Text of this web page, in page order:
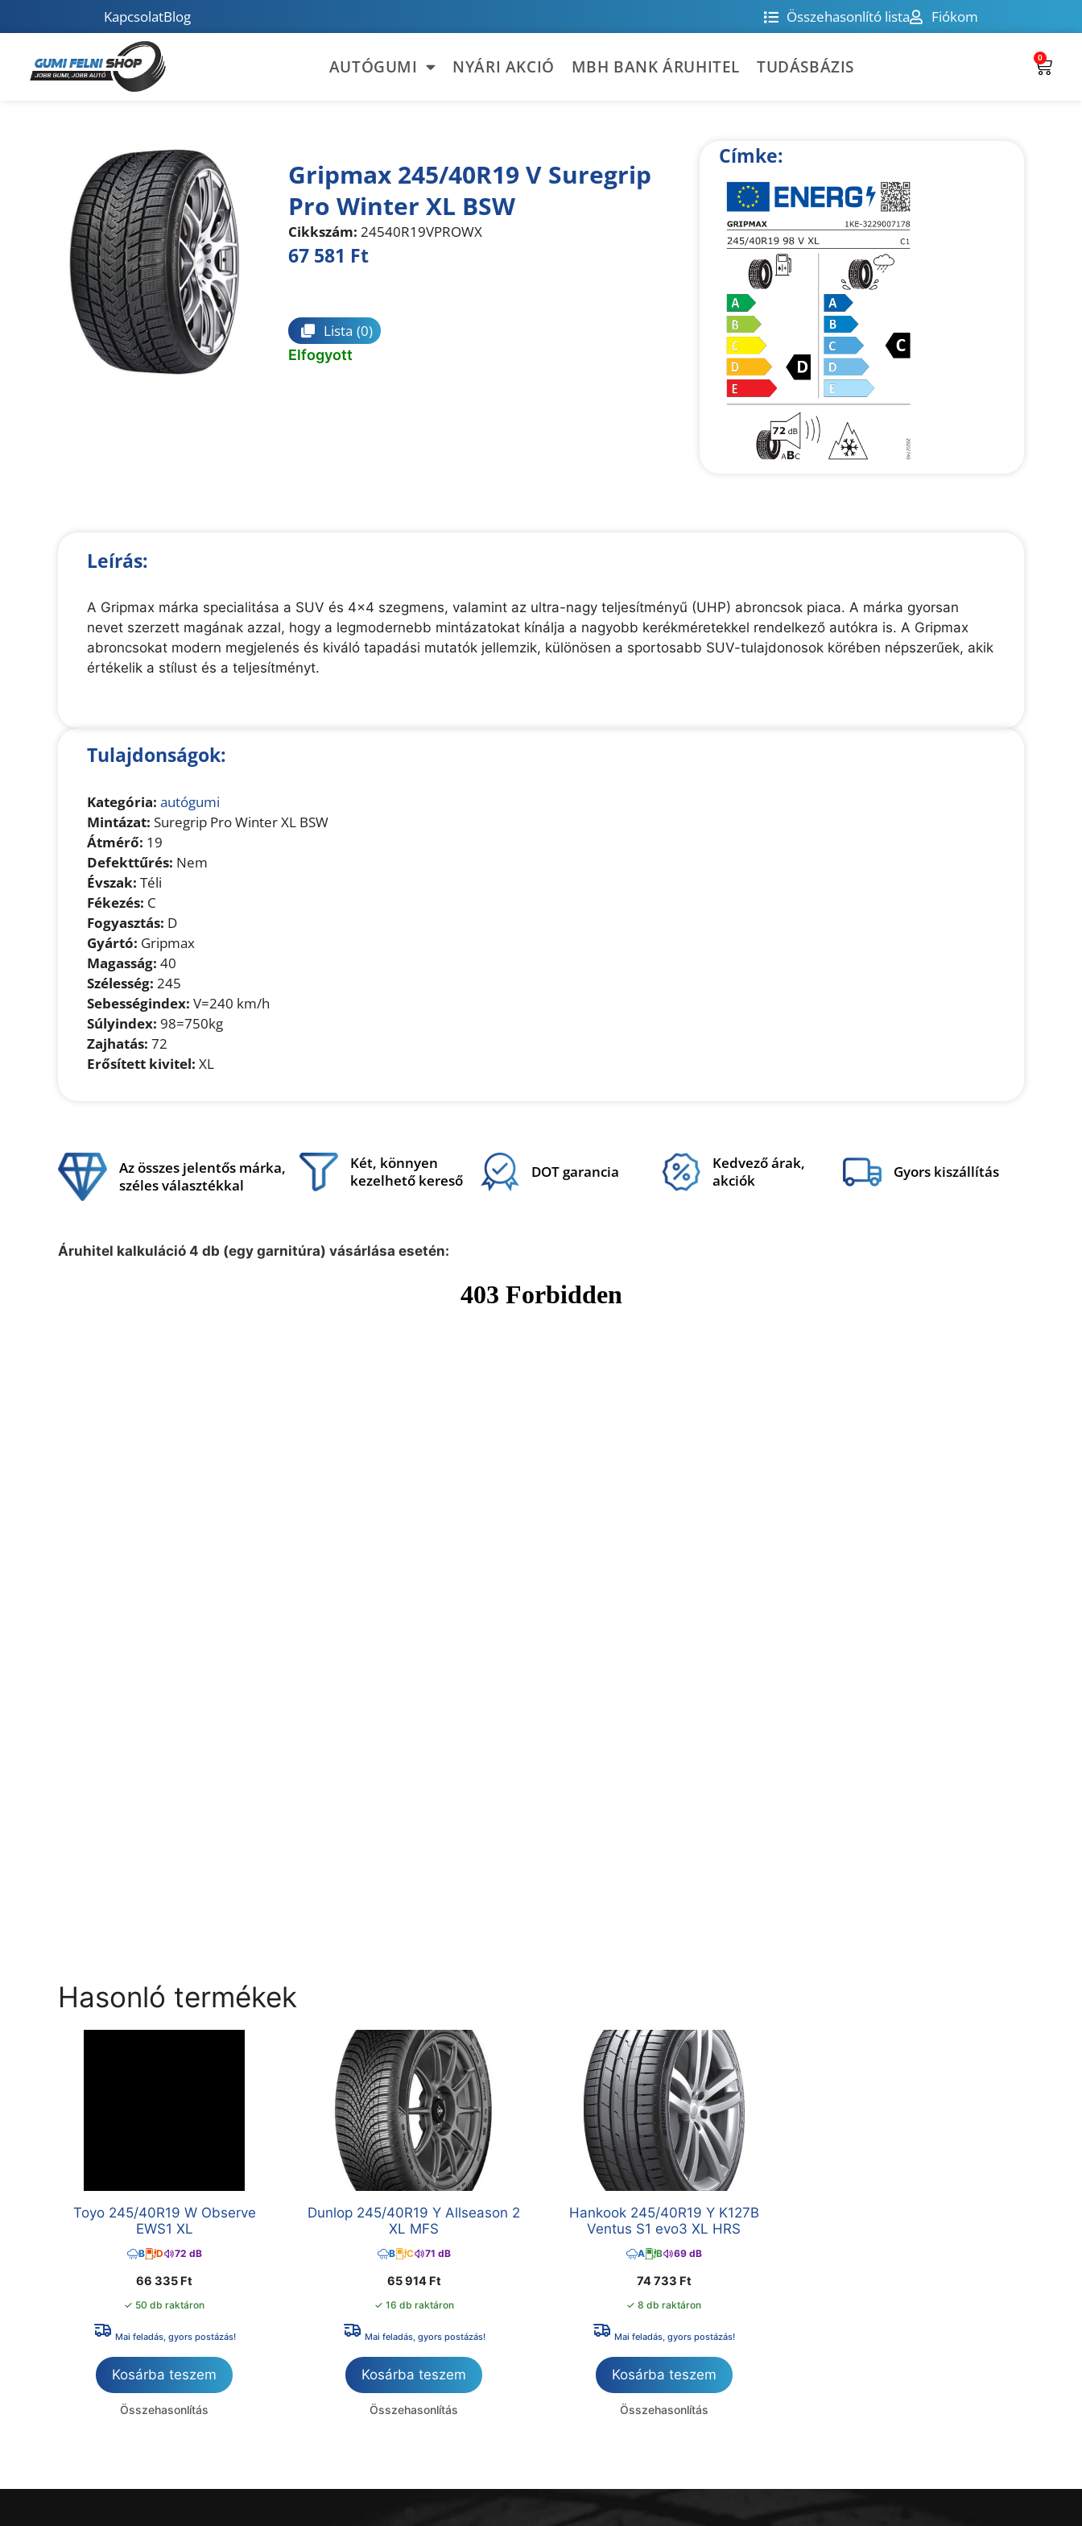
KapcsolatBlog Összehasonlító lista Fiókom
AUTÓGUMI NYÁRI AKCIÓ MBH BANK ÁRUHITEL TUDÁSBÁZIS 0
Gripmax 245/40R19 V Suregrip
Pro Winter XL BSW
Cikkszám: 24540R19VPROWX
67 581 Ft
Lista (0)
Elfogyott
Címke:
Leírás:
A Gripmax márka specialitása a SUV és 4x4 szegmens, valamint az ultra-nagy teljesítményű (UHP) abroncsok piaca. A márka gyorsan
nevet szerzett magának azzal, hogy a legmodernebb mintázatokat kínálja a nagyobb kerékméretekkel rendelkező autókra is. A Gripmax
abroncsokat modern megjelenés és kiváló tapadási mutatók jellemzik, különösen a sportosabb SUV-tulajdonosok körében népszerűek, akik
értékelik a stílust és a teljesítményt.
Tulajdonságok:
Kategória: autógumi
Mintázat: Suregrip Pro Winter XL BSW
Átmérő: 19
Defekttűrés: Nem
Évszak: Téli
Fékezés: C
Fogyasztás: D
Gyártó: Gripmax
Magasság: 40
Szélesség: 245
Sebességindex: V=240 km/h
Súlyindex: 98=750kg
Zajhatás: 72
Erősített kivitel: XL
Az összes jelentős márka,
széles választékkal
Két, könnyen
kezelhető kereső
DOT garancia
Kedvező árak,
akciók
Gyors kiszállítás
Áruhitel kalkuláció 4 db (egy garnitúra) vásárlása esetén:
Hasonló termékek
Toyo 245/40R19 W Observe
EWS1 XL
B D 72 dB
66 335 Ft
✓ 50 db raktáron
Mai feladás, gyors postázás!
Kosárba teszem
Összehasonlítás
Dunlop 245/40R19 Y Allseason 2
XL MFS
B C 71 dB
65 914 Ft
✓ 16 db raktáron
Mai feladás, gyors postázás!
Kosárba teszem
Összehasonlítás
Hankook 245/40R19 Y K127B
Ventus S1 evo3 XL HRS
A B 69 dB
74 733 Ft
✓ 8 db raktáron
Mai feladás, gyors postázás!
Kosárba teszem
Összehasonlítás